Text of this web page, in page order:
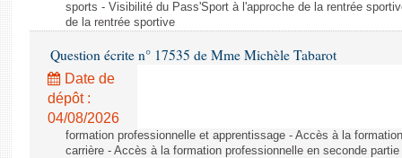
sports - Visibilité du Pass'Sport à l'approche de la rentrée
de la rentrée sportive
Question écrite n° 17535 de Mme Michèle Tabarot
Date de
dépôt :
04/08/2026
formation professionnelle et apprentissage - Accès à la
carrière - Accès à la formation professionnelle en seconde partie